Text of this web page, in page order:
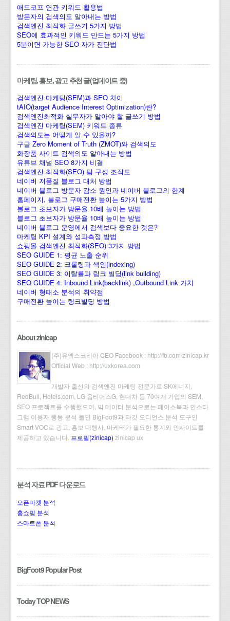
애드코프 연관 키워드 활용법
방문자의 검색의도 알아내는 방법
검색엔진 최적화 글쓰기 5가지 방법
SEO에 효과적인 키워드 만드는 5가지 방법
5분이면 가능한 SEO 자가 진단법
마케팅, 홍보, 광고 추천 글(업데이트 중)
검색엔진 마케팅(SEM)과 SEO 차이
tAIO(target Audience Interest Optimization)란?
검색엔진최적화 실무자가 알아야 할 글쓰기 방법
검색엔진 마케팅(SEM) 키워드 종류
검색의도는 어떻게 알 수 있을까?
구글 Zero Moment of Truth (ZMOT)와 검색의도
화장품 사이트 검색의도 알아내는 방법
유튜브 채널 SEO 8가지 비결
검색엔진 최적화(SEO) 팀 구성 조직도
네이버 저품질 블로그 대처 방법
네이버 블로그 방문자 감소 원인과 네이버 블로그의 한계
홈페이지, 블로그 구매전환 높이는 5가지 방법
블로그 초보자가 방문율 10배 높이는 방법
블로그 초보자가 방문율 10배 높이는 방법
네이버 블로그 운영에서 검색보다 중요한 것은?
마케팅 KPI 설계와 성과측정 방법
쇼핑몰 검색엔진 최적화(SEO) 3가지 방법
SEO GUIDE 1: 평균 노출 순위
SEO GUIDE 2: 크롤링과 색인(indexing)
SEO GUIDE 3: 이탈률과 링크 빌딩(link building)
SEO GUIDE 4: Inbound Link(backlink) ,Outbound Link 가치
네이버 형태소 분석의 취약점
구매전환 높이는 링크빌딩 방법
About zinicap
(주)유엑스코리아 CEO Facebook : http://fb.com/zinicap.kr
Official Web : http://uxkorea.com
개발자 출신의 검색엔진 마케팅 전문가로 SK에너지,
RedBull, Hotels.com, LG 옵티머스G, 현대차 등 70여개 기업의 SEM,
SEO 프로젝트를 수행했으며, 빅 데이터 분석으로는 페이스북과 인스타
그램 이용자 행동 분석 툴인 BigFoot9과 타깃 오디언스 분석 도구인
Smart VOC로 광고, 홍보 대행사, 마케터가 필요한 통계와 인사이트를
제공하고 있습니다. 프로필(zinicap) zinicap ux
분석 자료 PDF 다운로드
오픈마켓 분석
홈쇼핑 분석
스마트폰 분석
BigFoot9 Popular Post
Today TOP NEWS